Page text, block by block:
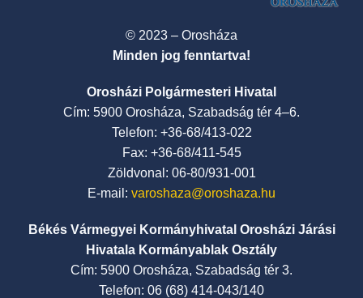
© 2023 – Orosháza
Minden jog fenntartva!
Orosházi Polgármesteri Hivatal
Cím: 5900 Orosháza, Szabadság tér 4–6.
Telefon: +36-68/413-022
Fax: +36-68/411-545
Zöldvonal: 06-80/931-001
E-mail: varoshaza@oroshaza.hu
Békés Vármegyei Kormányhivatal Orosházi Járási
Hivatala Kormányablak Osztály
Cím: 5900 Orosháza, Szabadság tér 3.
Telefon: 06 (68) 414-043/140